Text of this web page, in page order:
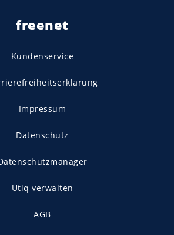
freenet
Kundenservice
Impressum
Datenschutz
Utiq verwalten
AGB